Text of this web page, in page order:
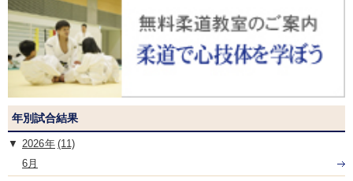
年別試合結果
2026
(11)
6月